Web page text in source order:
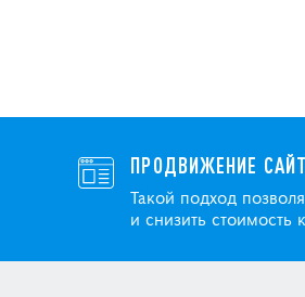
ПРОДВИЖЕНИЕ
Такой подход
и снизить стоимость